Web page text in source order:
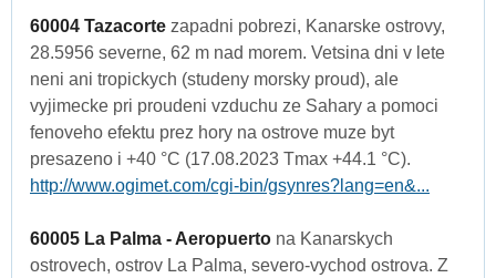
60004 Tazacorte zapadni pobrezi, Kanarske ostrovy,
28.5956 severne, 62 m nad morem. Vetsina dni v lete
neni ani tropickych (studeny morsky proud), ale
vyjimecke pri proudeni vzduchu ze Sahary a pomoci
fenoveho efektu prez hory na ostrove muze byt
presazeno i +40 °C (17.08.2023 Tmax +44.1 °C).
http://www.ogimet.com/cgi-bin/gsynres?lang=en&...
60005 La Palma - Aeropuerto na Kanarskych
ostrovech, ostrov La Palma, severo-vychod ostrova. Z